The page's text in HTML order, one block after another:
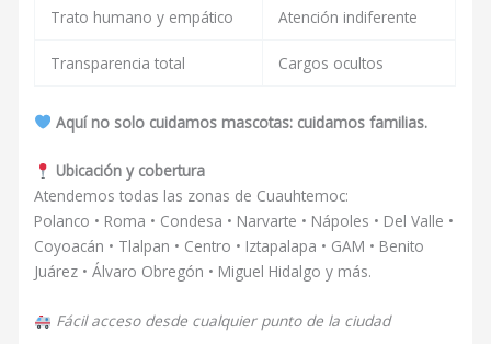
Trato humano y empático Atención indiferente
Transparencia total Cargos ocultos
Aquí no solo cuidamos mascotas: cuidamos familias.
Ubicación y cobertura
Atendemos todas las zonas de Cuauhtemoc:
Polanco • Roma • Condesa • Narvarte • Nápoles • Del Valle •
Coyoacán • Tlalpan • Centro • Iztapalapa • GAM • Benito
Juárez • Álvaro Obregón • Miguel Hidalgo y más.
Fácil acceso desde cualquier punto de la ciudad